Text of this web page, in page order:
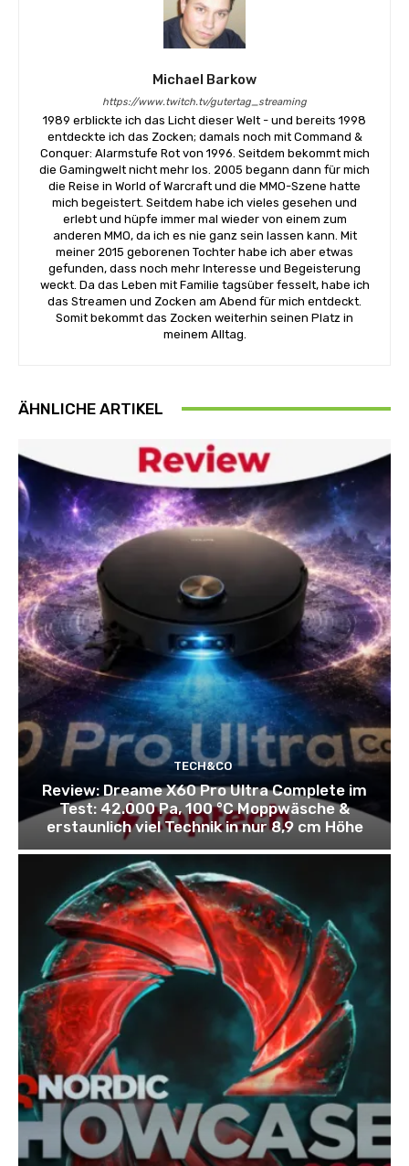
Michael Barkow
https://www.twitch.tv/gutertag_streaming
1989 erblickte ich das Licht dieser Welt - und bereits 1998
entdeckte ich das Zocken; damals noch mit Command &
Conquer: Alarmstufe Rot von 1996. Seitdem bekommt mich
die Gamingwelt nicht mehr los. 2005 begann dann für mich
die Reise in World of Warcraft und die MMO-Szene hatte
mich begeistert. Seitdem habe ich vieles gesehen und
erlebt und hüpfe immer mal wieder von einem zum
anderen MMO, da ich es nie ganz sein lassen kann. Mit
meiner 2015 geborenen Tochter habe ich aber etwas
gefunden, dass noch mehr Interesse und Begeisterung
weckt. Da das Leben mit Familie tagsüber fesselt, habe ich
das Streamen und Zocken am Abend für mich entdeckt.
Somit bekommt das Zocken weiterhin seinen Platz in
meinem Alltag.
ÄHNLICHE ARTIKEL
TECH&CO
Review: Dreame X60 Pro Ultra Complete im
Test: 42.000 Pa, 100 °C Moppwäsche &
erstaunlich viel Technik in nur 8,9 cm Höhe